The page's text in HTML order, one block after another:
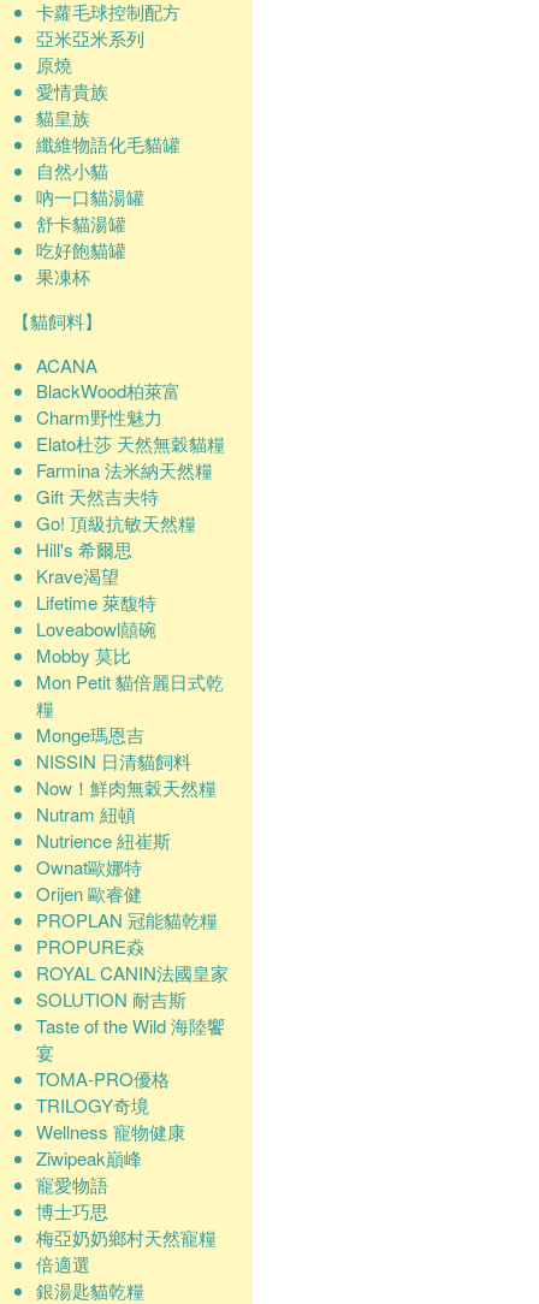
卡蘿毛球控制配方
亞米亞米系列
原燒
愛情貴族
貓皇族
纖維物語化毛貓罐
自然小貓
吶一口貓湯罐
舒卡貓湯罐
吃好飽貓罐
果凍杯
【貓飼料】
ACANA
BlackWood柏萊富
Charm野性魅力
Elato杜莎 天然無穀貓糧
Farmina 法米納天然糧
Gift 天然吉夫特
Go! 頂級抗敏天然糧
Hill's 希爾思
Krave渴望
Lifetime 萊馥特
Loveabowl囍碗
Mobby 莫比
Mon Petit 貓倍麗日式乾
糧
Monge瑪恩吉
NISSIN 日清貓飼料
Now！鮮肉無穀天然糧
Nutram 紐頓
Nutrience 紐崔斯
Ownat歐娜特
Orijen 歐睿健
PROPLAN 冠能貓乾糧
PROPURE猋
ROYAL CANIN法國皇家
SOLUTION 耐吉斯
Taste of the Wild 海陸饗
宴
TOMA-PRO優格
TRILOGY奇境
Wellness 寵物健康
Ziwipeak巔峰
寵愛物語
博士巧思
梅亞奶奶鄉村天然寵糧
倍適選
銀湯匙貓乾糧